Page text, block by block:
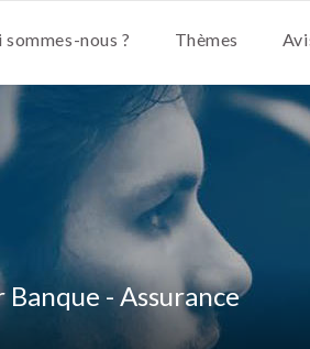
sommes-nous ? Thèmes
Banque - Assurance